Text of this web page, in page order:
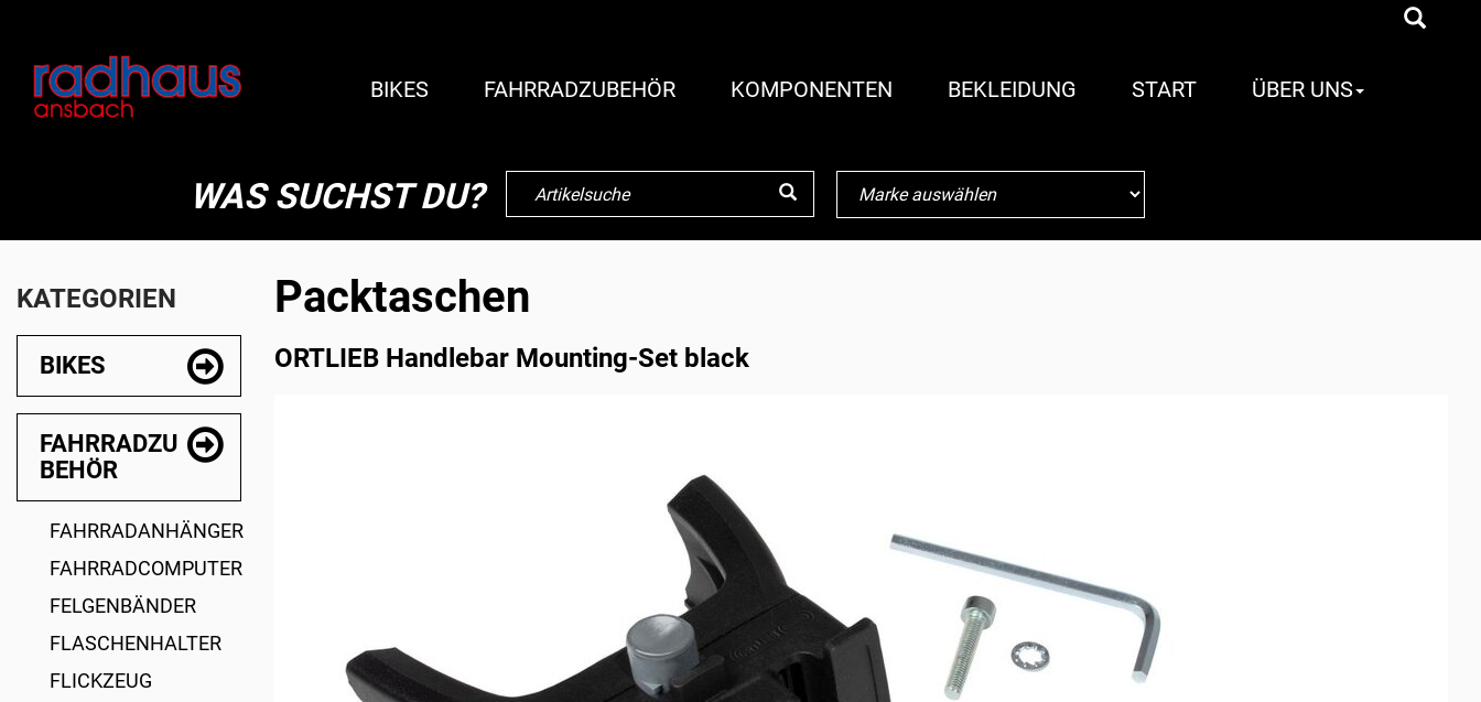
BIKES FAHRRADZUBEHÖR KOMPONENTEN BEKLEIDUNG START ÜBER UNS
WAS SUCHST DU?
KATEGORIEN
BIKES
FAHRRADZU
BEHÖR
FAHRRADANHÄNGER
FAHRRADCOMPUTER
FELGENBÄNDER
FLASCHENHALTER
FLICKZEUG
Packtaschen
ORTLIEB Handlebar Mounting-Set black